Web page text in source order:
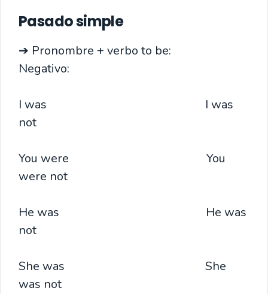
Pasado simple
➔ Pronombre + verbo to be:
Negativo:
I was I was
not
You were You
were not
He was He was
not
She was She
was not